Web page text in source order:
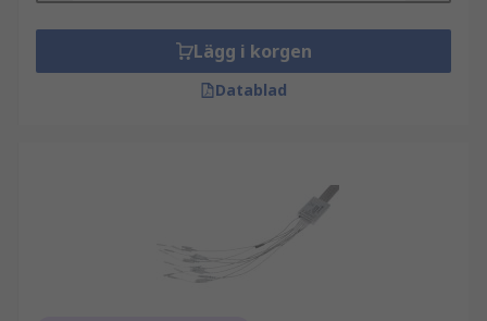
Lägg i korgen
Datablad